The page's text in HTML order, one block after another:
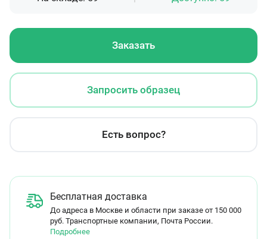
Заказать
Запросить образец
Есть вопрос?
Бесплатная доставка
До адреса в Москве и области при заказе от 150 000
руб. Транспортные компании, Почта России.
Подробнее